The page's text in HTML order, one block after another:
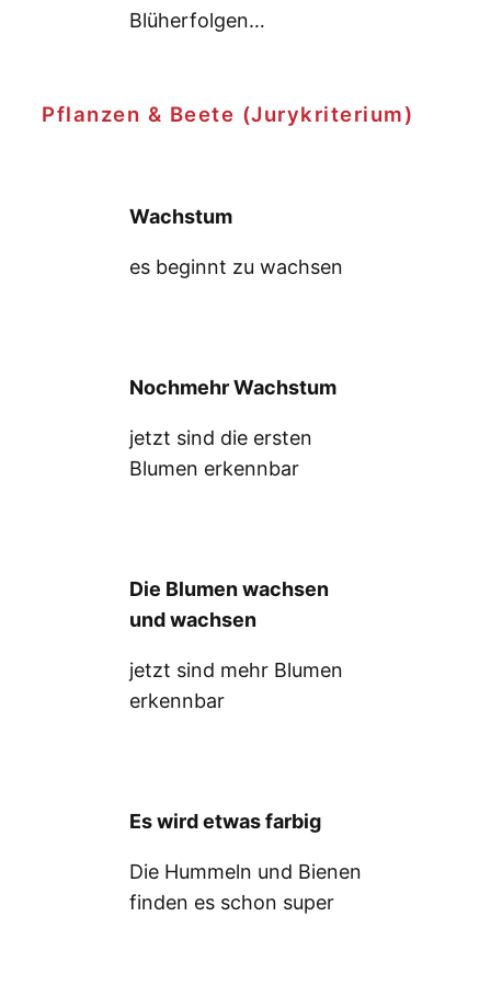
Blüherfolgen…
Pflanzen & Beete (Jurykriterium)
Wachstum
es beginnt zu wachsen
Nochmehr Wachstum
jetzt sind die ersten
Blumen erkennbar
Die Blumen wachsen
und wachsen
jetzt sind mehr Blumen
erkennbar
Es wird etwas farbig
Die Hummeln und Bienen
finden es schon super